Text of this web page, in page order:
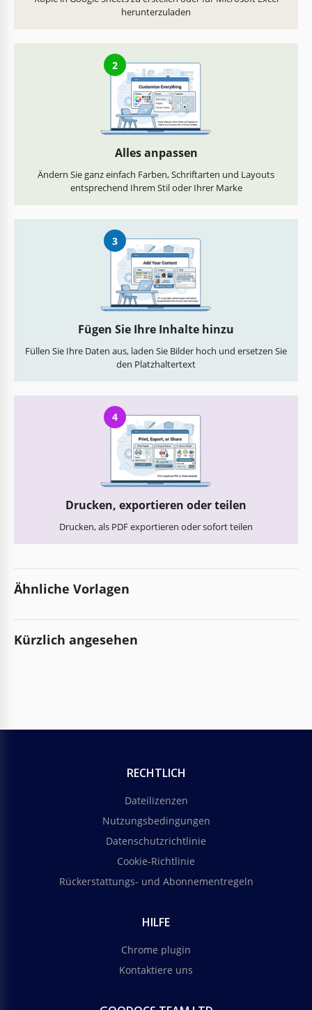
herunterzuladen
2
Alles anpassen
Ändern Sie ganz einfach Farben, Schriftarten und Layouts
entsprechend Ihrem Stil oder Ihrer Marke
3
Fügen Sie Ihre Inhalte hinzu
Füllen Sie Ihre Daten aus, laden Sie Bilder hoch und ersetzen Sie
den Platzhaltertext
4
Drucken, exportieren oder teilen
Drucken, als PDF exportieren oder sofort teilen
Ähnliche Vorlagen
Kürzlich angesehen
RECHTLICH
Dateilizenzen
Nutzungsbedingungen
Datenschutzrichtlinie
Cookie-Richtlinie
Rückerstattungs- und Abonnementregeln
HILFE
Chrome plugin
Kontaktiere uns